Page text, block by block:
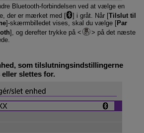
Bluetooth-forbindelsen ved at vælge en
der er mærket med [
] i gråt. Når [Tilslut til
]-skærmbilledet vises, skal du vælge [Par
], og derefter trykke på
på det næste
som tilslutningsindstillingerne
slettes for.